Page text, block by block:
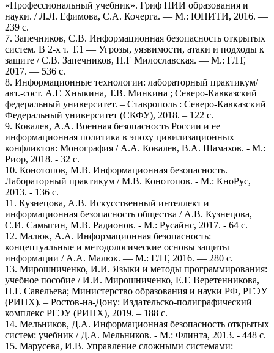
«Профессиональный учебник». Гриф НИИ образования и
науки. / Л.Л. Ефимова, С.А. Кочерга. — М.: ЮНИТИ, 2016. —
239 c.
7. Запечников, С.В. Информационная безопасность открытых
систем. В 2-х т. Т.1 — Угрозы, уязвимости, атаки и подходы к
защите / С.В. Запечников, Н.Г Милославская. — М.: ГЛТ,
2017. — 536 c.
8. Информационные технологии: лабораторный практикум/
авт.-сост. А.Г. Хныкина, Т.В. Минкина ; Северо-Кавказский
федеральный университет. – Ставрополь : Северо-Кавказский
Федеральный университет (СКФУ), 2018. – 122 с.
9. Ковалев, А.А. Военная безопасность России и ее
информационная политика в эпоху цивилизационных
конфликтов: Монография / А.А. Ковалев, В.А. Шамахов. - М.:
Риор, 2018. - 32 c.
10. Конотопов, М.В. Информационная безопасность.
Лабораторный практикум / М.В. Конотопов. - М.: КноРус,
2013. - 136 c.
11. Кузнецова, А.В. Искусственный интеллект и
информационная безопасность общества / А.В. Кузнецова,
С.И. Самыгин, М.В. Радионов. - М.: Русайнс, 2017. - 64 c.
12. Малюк, А.А. Информационная безопасность:
концептуальные и методологические основы защиты
информации / А.А. Малюк. — М.: ГЛТ, 2016. — 280 c.
13. Мирошниченко, И.И. Языки и методы программирования:
учебное пособие / И.И. Мирошниченко, Е.Г. Веретенникова,
Н.Г. Савельева; Министерство образования и науки РФ, РГЭУ
(РИНХ). – Ростов-на-Дону: Издательско-полиграфический
комплекс РГЭУ (РИНХ), 2019. – 188 с.
14. Мельников, Д.А. Информационная безопасность открытых
систем: учебник / Д.А. Мельников. - М.: Флинта, 2013. - 448 c.
15. Марусева, И.В. Управление сложными системами: